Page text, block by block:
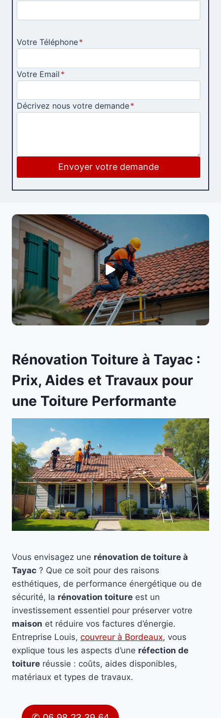
Votre Téléphone*
Votre Email *
Décrivez nous votre demande*
Envoyer votre demande
Rénovation Toiture à Tayac :
Prix, Aides et Travaux pour
une Toiture Performante
Vous envisagez une rénovation de toiture à
Tayac ? Que ce soit pour des raisons
esthétiques, de performance énergétique ou de
sécurité, la rénovation toiture est un
investissement essentiel pour préserver votre
maison et réduire vos factures d’énergie.
Entreprise Louis, couvreur à Bordeaux, vous
explique tous les aspects d’une réfection de
toiture réussie : coûts, aides disponibles,
matériaux et types de travaux.